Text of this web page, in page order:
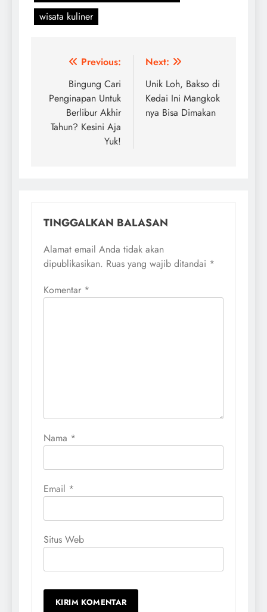
wisata kuliner
NavigasiPrevious:
Bingung Cari
Penginapan Untuk
Berlibur Akhir
Tahun? Kesini Aja
Yuk!
Next:
Unik Loh, Bakso di
Kedai Ini Mangkok
nya Bisa Dimakan
TINGGALKAN BALASAN
Alamat email Anda tidak akan
dipublikasikan. Ruas yang wajib ditandai *
Komentar *
Nama *
Email *
Situs Web